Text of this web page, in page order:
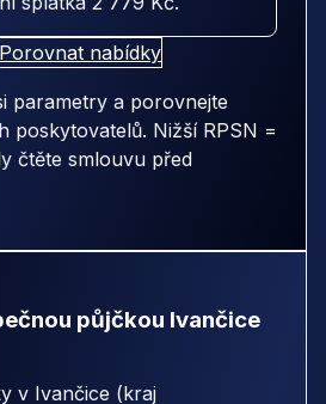
Porovnat nabídky
parametry a porovnejte
poskytovatelů. Nižší RPSN =
čtěte smlouvu před
půjčkou Ivančice
v Ivančice (kraj